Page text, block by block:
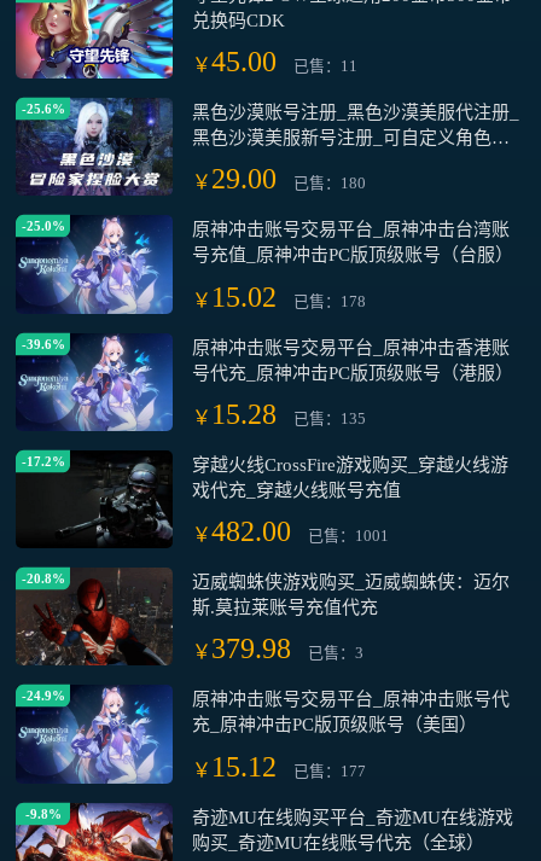
兑换码CDK
￥45.00 已售：11
-25.6%
黑色沙漠账号注册_黑色沙漠美服代注册_
黑色沙漠美服新号注册_可自定义角色名
￥ 29.00 已售：180
-25.0%
原神冲击账号交易平台_原神冲击台湾账
号充值_原神冲击PC版顶级账号（台服）
￥ 15.02 已售：178
-39.6%
原神冲击账号交易平台_原神冲击香港账
号代充_原神冲击PC版顶级账号（港服）
￥ 15.28 已售：135
-17.2%
穿越火线CrossFire游戏购买_穿越火线游
戏代充_穿越火线账号充值
￥482.00 已售：1001
-20.8%
迈威蜘蛛侠游戏购买_迈威蜘蛛侠：迈尔
斯.莫拉莱账号充值代充
￥ 379.98 已售：3
-24.9%
原神冲击账号交易平台_原神冲击账号代
充_原神冲击PC版顶级账号（美国）
￥ 15.12 已售：177
-9.8%
奇迹MU在线购买平台_奇迹MU在线游戏
购买_奇迹MU在线账号代充（全球）